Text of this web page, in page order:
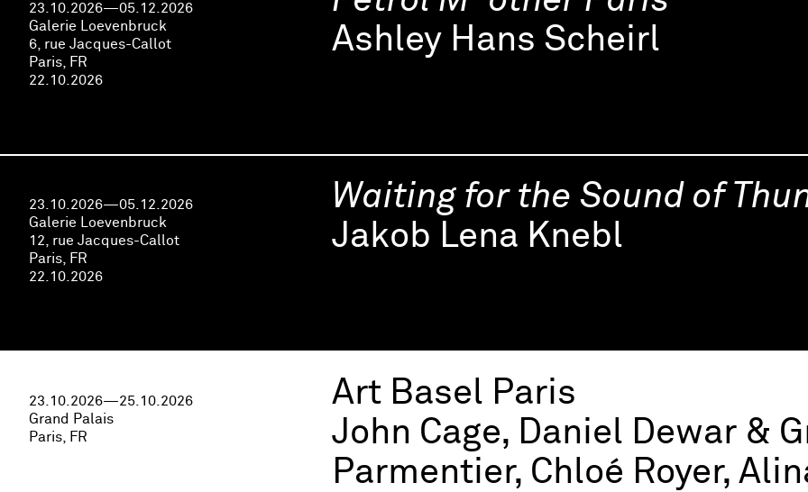
Ashley Hans Scheirl
23.10.2026—05.12.2026
Galerie Loevenbruck
6, rue Jacques-Callot
Paris, FR
22.10.2026
Waiting for the Sound of
Jakob Lena Knebl
23.10.2026—05.12.2026
Galerie Loevenbruck
12, rue Jacques-Callot
Paris, FR
22.10.2026
Art Basel Paris
John Cage, Daniel Dewar &
Parmentier, Chloé Royer,
23.10.2026—25.10.2026
Grand Palais
Paris, FR